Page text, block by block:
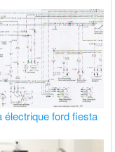
électrique ford fiesta